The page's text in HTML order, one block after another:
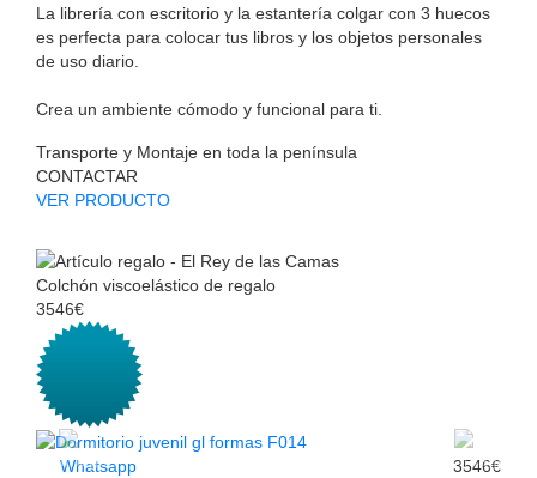
La librería con escritorio y la estantería colgar con 3 huecos
es perfecta para colocar tus libros y los objetos personales
de uso diario.
Crea un ambiente cómodo y funcional para ti.
Transporte y Montaje en toda la península
CONTACTAR
VER PRODUCTO
Colchón viscoelástico de regalo
3546€
Whatsapp
3546€